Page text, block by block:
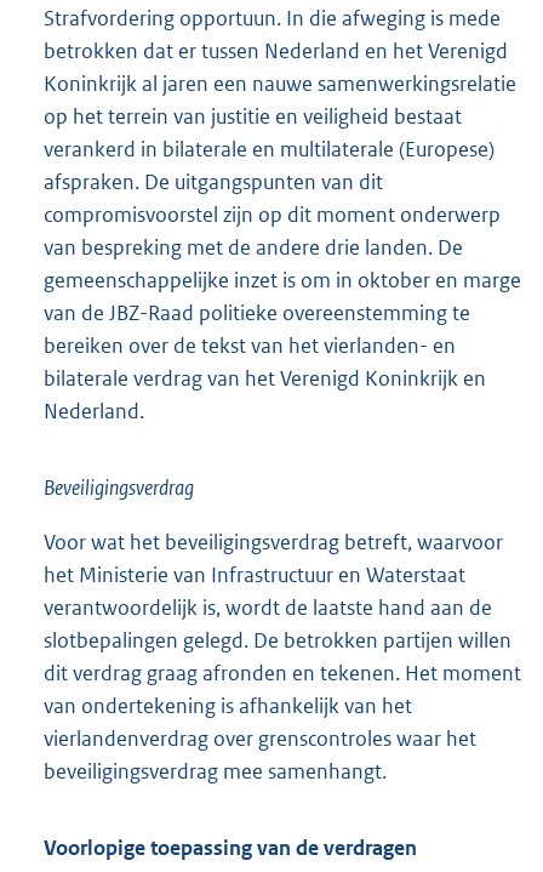
Strafvordering opportuun. In die afweging is mede
betrokken dat er tussen Nederland en het Verenigd
Koninkrijk al jaren een nauwe samenwerkingsrelatie
op het terrein van justitie en veiligheid bestaat
verankerd in bilaterale en multilaterale (Europese)
afspraken. De uitgangspunten van dit
compromisvoorstel zijn op dit moment onderwerp
van bespreking met de andere drie landen. De
gemeenschappelijke inzet is om in oktober en marge
van de JBZ-Raad politieke overeenstemming te
bereiken over de tekst van het vierlanden- en
bilaterale verdrag van het Verenigd Koninkrijk en
Nederland.
Beveiligingsverdrag
Voor wat het beveiligingsverdrag betreft, waarvoor
het Ministerie van Infrastructuur en Waterstaat
verantwoordelijk is, wordt de laatste hand aan de
slotbepalingen gelegd. De betrokken partijen willen
dit verdrag graag afronden en tekenen. Het moment
van ondertekening is afhankelijk van het
vierlandenverdrag over grenscontroles waar het
beveiligingsverdrag mee samenhangt.
Voorlopige toepassing van de verdragen